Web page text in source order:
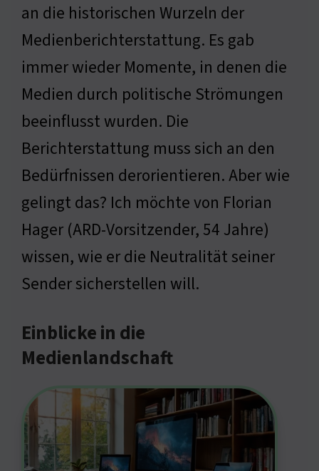
an die historischen Wurzeln der
Medienberichterstattung. Es gab
immer wieder Momente, in denen die
Medien durch politische Strömungen
beeinflusst wurden. Die
Berichterstattung muss sich an den
Bedürfnissen derorientieren. Aber wie
gelingt das? Ich möchte von Florian
Hager (ARD-Vorsitzender, 54 Jahre)
wissen, wie er die Neutralität seiner
Sender sicherstellen will.
Einblicke in die
Medienlandschaft